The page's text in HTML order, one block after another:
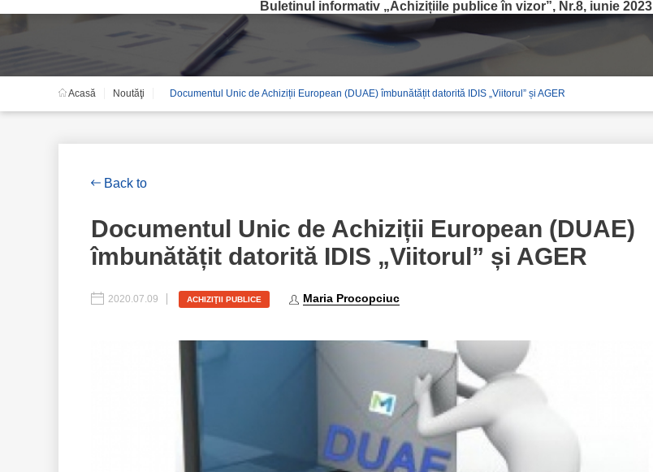
Buletinul informativ „Achizițiile publice în vizor”, Nr.8, iunie 2023
Acasă Noutăţi Documentul Unic de Achiziții European (DUAE) îmbunătățit datorită IDIS „Viitorul” și AGER
Back to
Documentul Unic de Achiziții European (DUAE)
îmbunătățit datorită IDIS „Viitorul” și AGER
2020.07.09 ACHIZIŢII PUBLICE Maria Procopciuc